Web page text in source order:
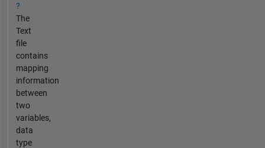
?
The
Text
file
contains
mapping
information
between
two
variables,
data
type